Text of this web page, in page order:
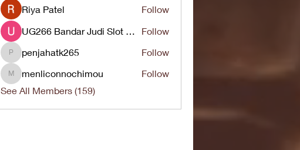
Riya Patel
Follow
UG266 Bandar Judi Slot Online Live RTP Slot Gacor Tertinggi
Follow
penjahatk265
penjahatk265 Follow
menliconnochimou
menliconnochimou
Follow
See All Members (159)